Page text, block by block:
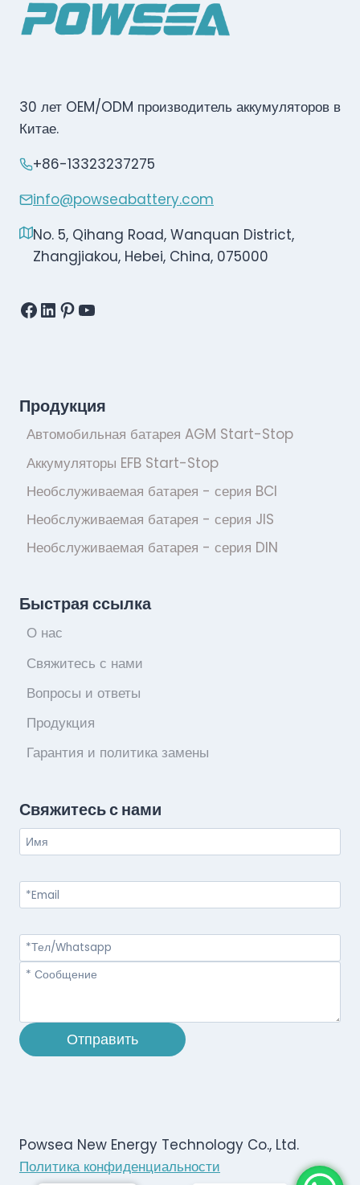
30 лет OEM/ODM производитель аккумуляторов в
Китае.
+86-13323237275
info@powseabattery.com
No. 5, Qihang Road, Wanquan District,
Zhangjiakou, Hebei, China, 075000
Facebook
LinkedIn
Pinterest
YouTube
Продукция
Автомобильная батарея AGM Start-Stop
Аккумуляторы EFB Start-Stop
Необслуживаемая батарея - серия BCI
Необслуживаемая батарея - серия JIS
Необслуживаемая батарея - серия DIN
Быстрая ссылка
О нас
Свяжитесь с нами
Вопросы и ответы
Продукция
Гарантия и политика замены
Свяжитесь с нами
Отправить
Powsea New Energy Technology Co., Ltd.
Политика конфиденциальности